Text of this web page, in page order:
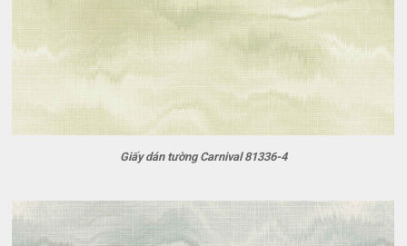
Giấy dán tường Carnival 81336-4